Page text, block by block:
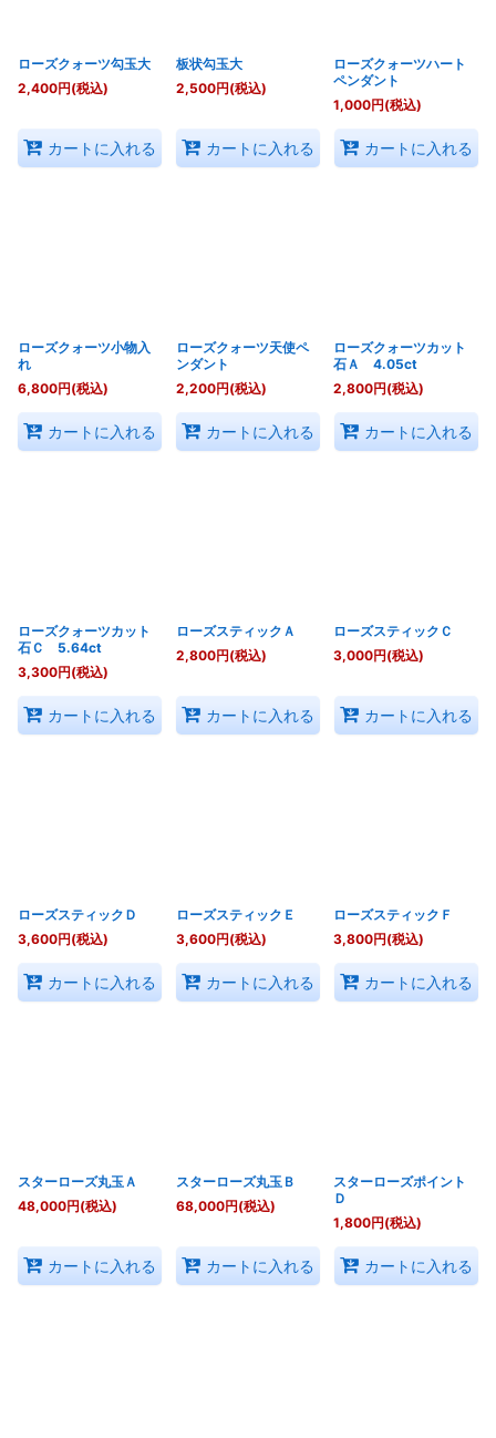
ローズクォーツ勾玉大
2,400円(税込)
カートに入れる
板状勾玉大
2,500円(税込)
カートに入れる
ローズクォーツハート
ペンダント
1,000円(税込)
カートに入れる
ローズクォーツ小物入
れ
6,800円(税込)
カートに入れる
ローズクォーツ天使ペ
ンダント
2,200円(税込)
カートに入れる
ローズクォーツカット
石Ａ 4.05ct
2,800円(税込)
カートに入れる
ローズクォーツカット
石Ｃ 5.64ct
3,300円(税込)
カートに入れる
ローズスティックＡ
2,800円(税込)
カートに入れる
ローズスティックＣ
3,000円(税込)
カートに入れる
ローズスティックＤ
3,600円(税込)
カートに入れる
ローズスティックＥ
3,600円(税込)
カートに入れる
ローズスティックＦ
3,800円(税込)
カートに入れる
スターローズ丸玉Ａ
48,000円(税込)
カートに入れる
スターローズ丸玉Ｂ
68,000円(税込)
カートに入れる
スターローズポイント
Ｄ
1,800円(税込)
カートに入れる